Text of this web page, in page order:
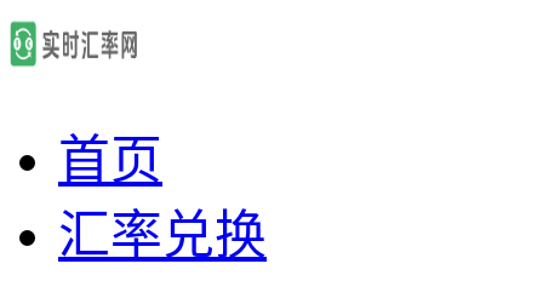
首页
汇率兑换